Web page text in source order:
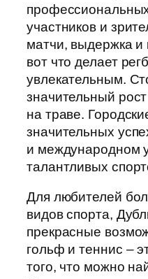
участников и
матчи, выдержка
вот что делает
увлекательным.
значительный
на траве.
значительных
и международном
талантливых
Для любителей
видов спорта,
прекрасные
гольф и теннис –
того, что можно